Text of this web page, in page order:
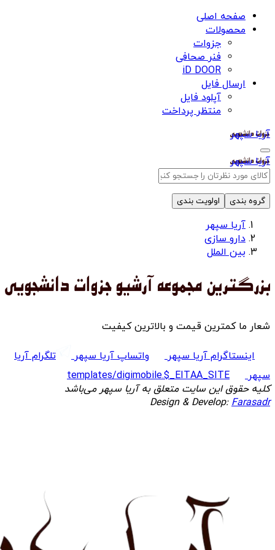
صفحه اصلی
محصولات
جزوات
فنر صحافی
iD DOOR
ارسال فایل
آپلود فایل
منتظر پرداخت
آریا سپهر
آریا سپهر
گروه بندی اولویت بندی
آریا سپهر
دارو سازی
بین الملل
شعار ما کمترین قیمت و بالاترین کیفیت
اینستاگرام آریا سپهر واتساپ آریا سپهر
تلگرام آریا
سپهر
templates/digimobile.$_EITAA_SITE
کلیه حقوق این سایت متعلق به آریا سپهر می‌باشد
Design & Develop:Farasadr